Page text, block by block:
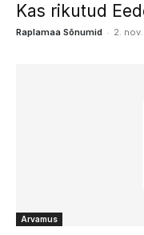
Kas rikutud
Raplamaa Sõnumid - 2.
Arvamus